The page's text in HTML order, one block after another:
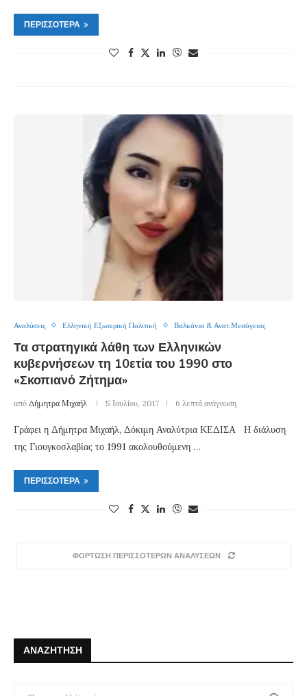
ΠΕΡΙΣΣΌΤΕΡΑ
Αναλύσεις Ελληνική Εξωτερική Πολιτική Βαλκάνια & Ανατ.Μεσόγειος
Τα στρατηγικά λάθη των Ελληνικών
κυβερνήσεων τη 10ετία του 1990 στο
«Σκοπιανό Ζήτημα»
από Δήμητρα Μιχαήλ 5 Ιουλίου, 2017 6 λεπτά ανάγνωση
Γράφει η Δήμητρα Μιχαήλ, Δόκιμη Αναλύτρια ΚΕΔΙΣΑ Η διάλυση
της Γιουγκοσλαβίας το 1991 ακολουθούμενη …
ΠΕΡΙΣΣΌΤΕΡΑ
ΦΟΡΤΩΣΗ ΠΕΡΙΣΣΟΤΕΡΩΝ ΑΝΑΛΥΣΕΩΝ
ΑΝΑΖΉΤΗΣΗ